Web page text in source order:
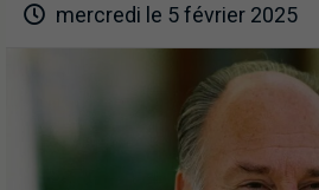
mercredi le 5 février 2025